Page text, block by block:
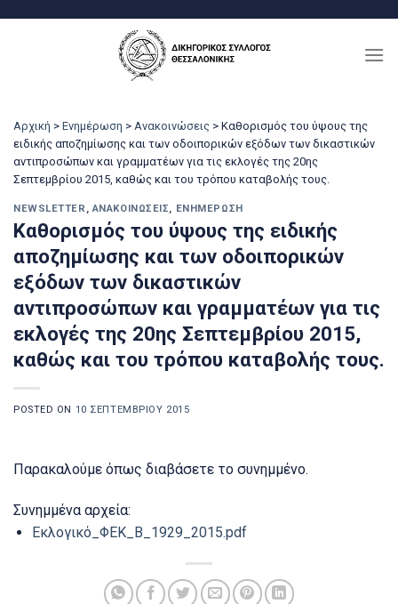
Αρχική > Ενημέρωση > Ανακοινώσεις > Καθορισμός του ύψους της
ειδικής αποζημίωσης και των οδοιπορικών εξόδων των δικαστικών
αντιπροσώπων και γραμματέων για τις εκλογές της 20ης
Σεπτεμβρίου 2015, καθώς και του τρόπου καταβολής τους.
NEWSLETTER ,ΑΝΑΚΟΙΝΏΣΕΙΣ, ΕΝΗΜΈΡΩΣΗ
Καθορισμός του ύψους της ειδικής
αποζημίωσης και των οδοιπορικών
εξόδων των δικαστικών
αντιπροσώπων και γραμματέων για τις
εκλογές της 20ης Σεπτεμβρίου 2015,
καθώς και του τρόπου καταβολής τους.
POSTED ON 10 ΣΕΠΤΕΜΒΡΊΟΥ 2015
Παρακαλούμε όπως διαβάσετε το συνημμένο.
Συνημμένα αρχεία:
Εκλογικό_ΦΕΚ_Β_1929_2015.pdf